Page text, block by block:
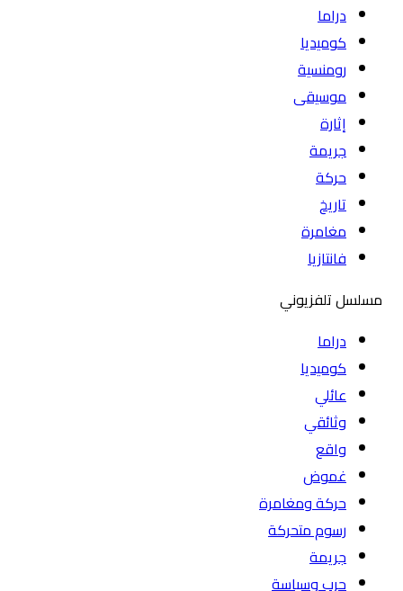
دراما
كوميديا
رومنسية
موسيقى
إثارة
جريمة
حركة
تاريخ
مغامرة
فانتازيا
مسلسل تلفزيوني
دراما
كوميديا
عائلي
وثائقي
واقع
غموض
حركة ومغامرة
رسوم متحركة
جريمة
حرب وسياسة